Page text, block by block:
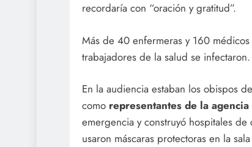
recordaría con “oración y gratitud”.
Más de 40 enfermeras y 160
trabajadores de la salud se infectaron.
En la audiencia estaban los obispos
como representantes de la
emergencia y construyó hospitales
usaron máscaras protectoras en la